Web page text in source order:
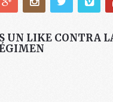
UN LIKE CONTRA